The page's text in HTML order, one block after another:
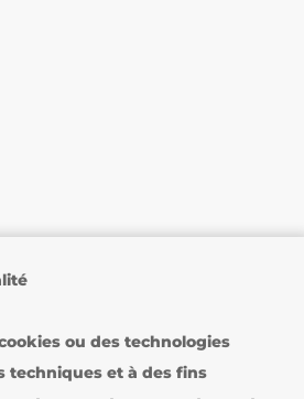
ou des technologies
techniques et à des fins